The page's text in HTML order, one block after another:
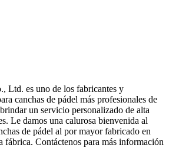
Ltd. es uno de los fabricantes y
canchas de pádel más profesionales de
un servicio personalizado de alta
Le damos una calurosa bienvenida al
de pádel al por mayor fabricado en
fábrica. Contáctenos para más información